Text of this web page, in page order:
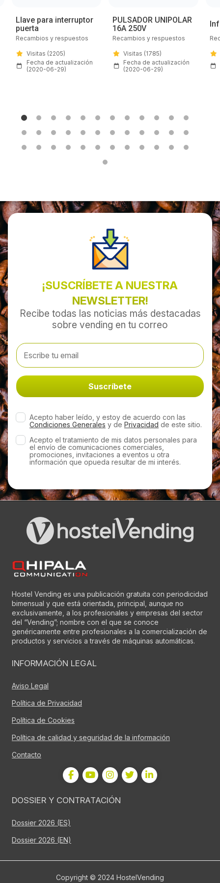
Email:
info@lfrepuestos.es
Web:
Jueves 30 Julio 2020
Llave para interruptor
puerta
Recambios y respuestos
Visitas (2205)
Fecha de actualización
(2020-06-29)
PULSADOR UNIPOLAR
16A 250V
Recambios y respuestos
Visitas (1785)
Fecha de actualización
(2020-06-29)
¡SUSCRÍBETE A NUESTRA
NEWSLETTER!
Recibe todas las noticias más destacadas
sobre vending en tu correo
Acepto haber leído, y estoy de acuerdo con las
Condiciones Generales y de Privacidad de este sitio.
Acepto el tratamiento de mis datos personales para
el envío de comunicaciones comerciales,
promociones, invitaciones a eventos u otra
información que opueda resultar de mi interés.
Hostel Vending es una publicación gratuita con periodicidad
bimensual y que está orientada, principal, aunque no
exclusivamente, a los profesionales y empresas del sector
del “Vending”; nombre con el que se conoce
genéricamente entre profesionales a la comercialización de
productos y servicios a través de máquinas automáticas.
INFORMACIÓN LEGAL
Aviso Legal
Política de Privacidad
Política de Cookies
Política de calidad y seguridad de la información
Contacto
DOSSIER Y CONTRATACIÓN
Dossier 2026 (ES)
Dossier 2026 (EN)
Copyright © 2024 HostelVending